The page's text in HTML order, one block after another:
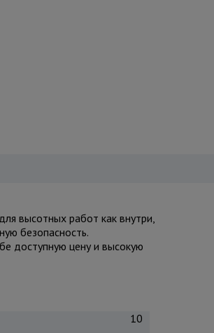
высотных работ как внутри,
безопасность.
доступную цену и высокую
10